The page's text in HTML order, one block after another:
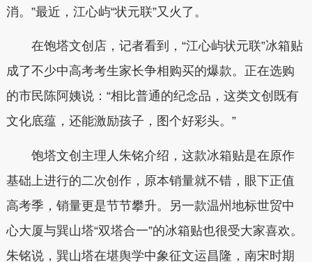
消。”最近，江心屿“状元联”又火了。
在饱塔文创店，记者看到，“江心屿状元联”冰箱贴
成了不少中高考考生家长争相购买的爆款。正在选购
的市民陈阿姨说：“相比普通的纪念品，这类文创既有
文化底蕴，还能激励孩子，图个好彩头。”
饱塔文创主理人朱铭介绍，这款冰箱贴是在原作
基础上进行的二次创作，原本销量就不错，眼下正值
高考季，销量更是节节攀升。另一款温州地标世贸中
心大厦与巽山塔“双塔合一”的冰箱贴也很受大家喜欢。
朱铭说，巽山塔在堪舆学中象征文运昌隆，南宋时期